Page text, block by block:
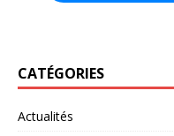
CATÉGORIES
Actualités